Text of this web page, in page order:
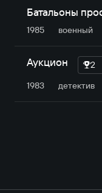
Батальоны
1985 военный
Аукцион
2
1983
детектив